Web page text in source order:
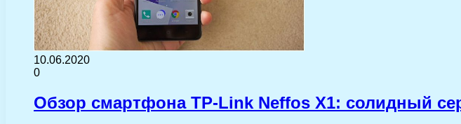
10.06.2020
0
Обзор смартфона TP-Link Neffos X1: солидный